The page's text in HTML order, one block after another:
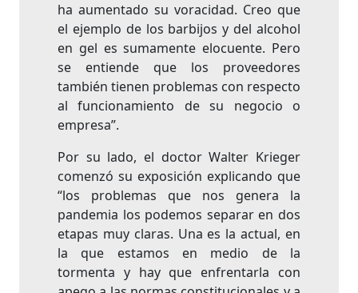
ha aumentado su voracidad. Creo que
el ejemplo de los barbijos y del alcohol
en gel es sumamente elocuente. Pero
se entiende que los proveedores
también tienen problemas con respecto
al funcionamiento de su negocio o
empresa”.
Por su lado, el doctor Walter Krieger
comenzó su exposición explicando que
“los problemas que nos genera la
pandemia los podemos separar en dos
etapas muy claras. Una es la actual, en
la que estamos en medio de la
tormenta y hay que enfrentarla con